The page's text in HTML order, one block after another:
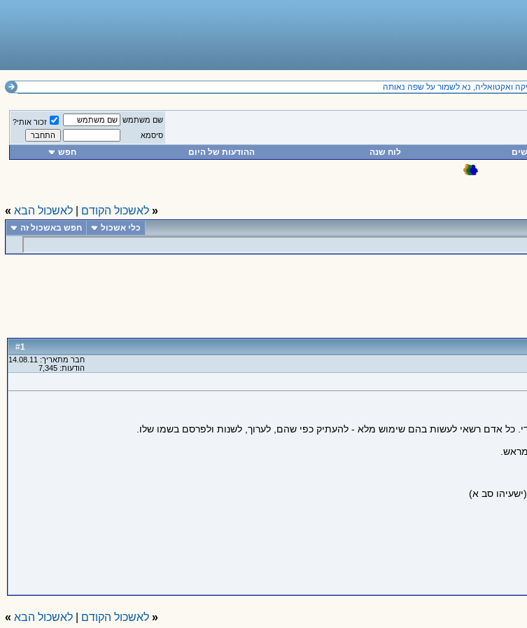
ואקטואליה, נא לשמור על שפה נאותה
שם משתמש
זכור אותי?
סיסמא
לוח שנה ההודעות של היום חפש
« לאשכול הקודם לאשכול הבא »
כלי אשכול חפש באשכול זה
#
1
חבר מתאריך: 14.08.11
הודעות: 7,345
ידי. כל אדם רשאי לעשות בהם שימוש מלא - להעתיק כפי שהם, לערוך, לשנות ולפרסם בשמו שלו.
(ישעיהו סב א)
« לאשכול הקודם |לאשכול הבא »